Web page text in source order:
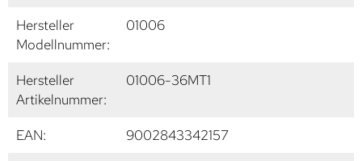
Hersteller
Modellnummer:
01006
Hersteller
Artikelnummer:
01006-36MT1
EAN:
9002843342157